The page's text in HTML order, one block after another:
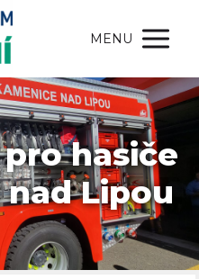
MENU
hasiče
Lipou